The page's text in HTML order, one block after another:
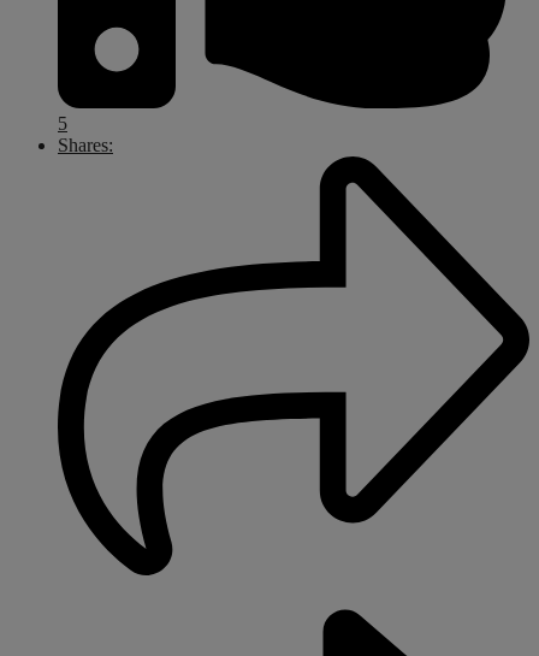
5
Shares: